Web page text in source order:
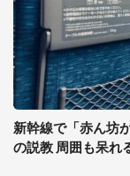
新幹線で「赤ん坊
の説教 周囲も呆れ